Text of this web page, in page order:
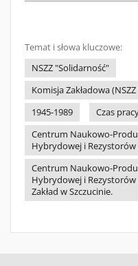
Temat i słowa kluczowe:
NSZZ "Solidarność"
Komisja Zakładowa
1945-1989
Czas
Centrum Naukowo-
Hybrydowej i Rezystorów
Centrum Naukowo-
Hybrydowej i Rezystorów
Zakład w Szczucinie.